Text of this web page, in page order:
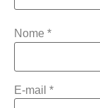
Nome *
E-mail *